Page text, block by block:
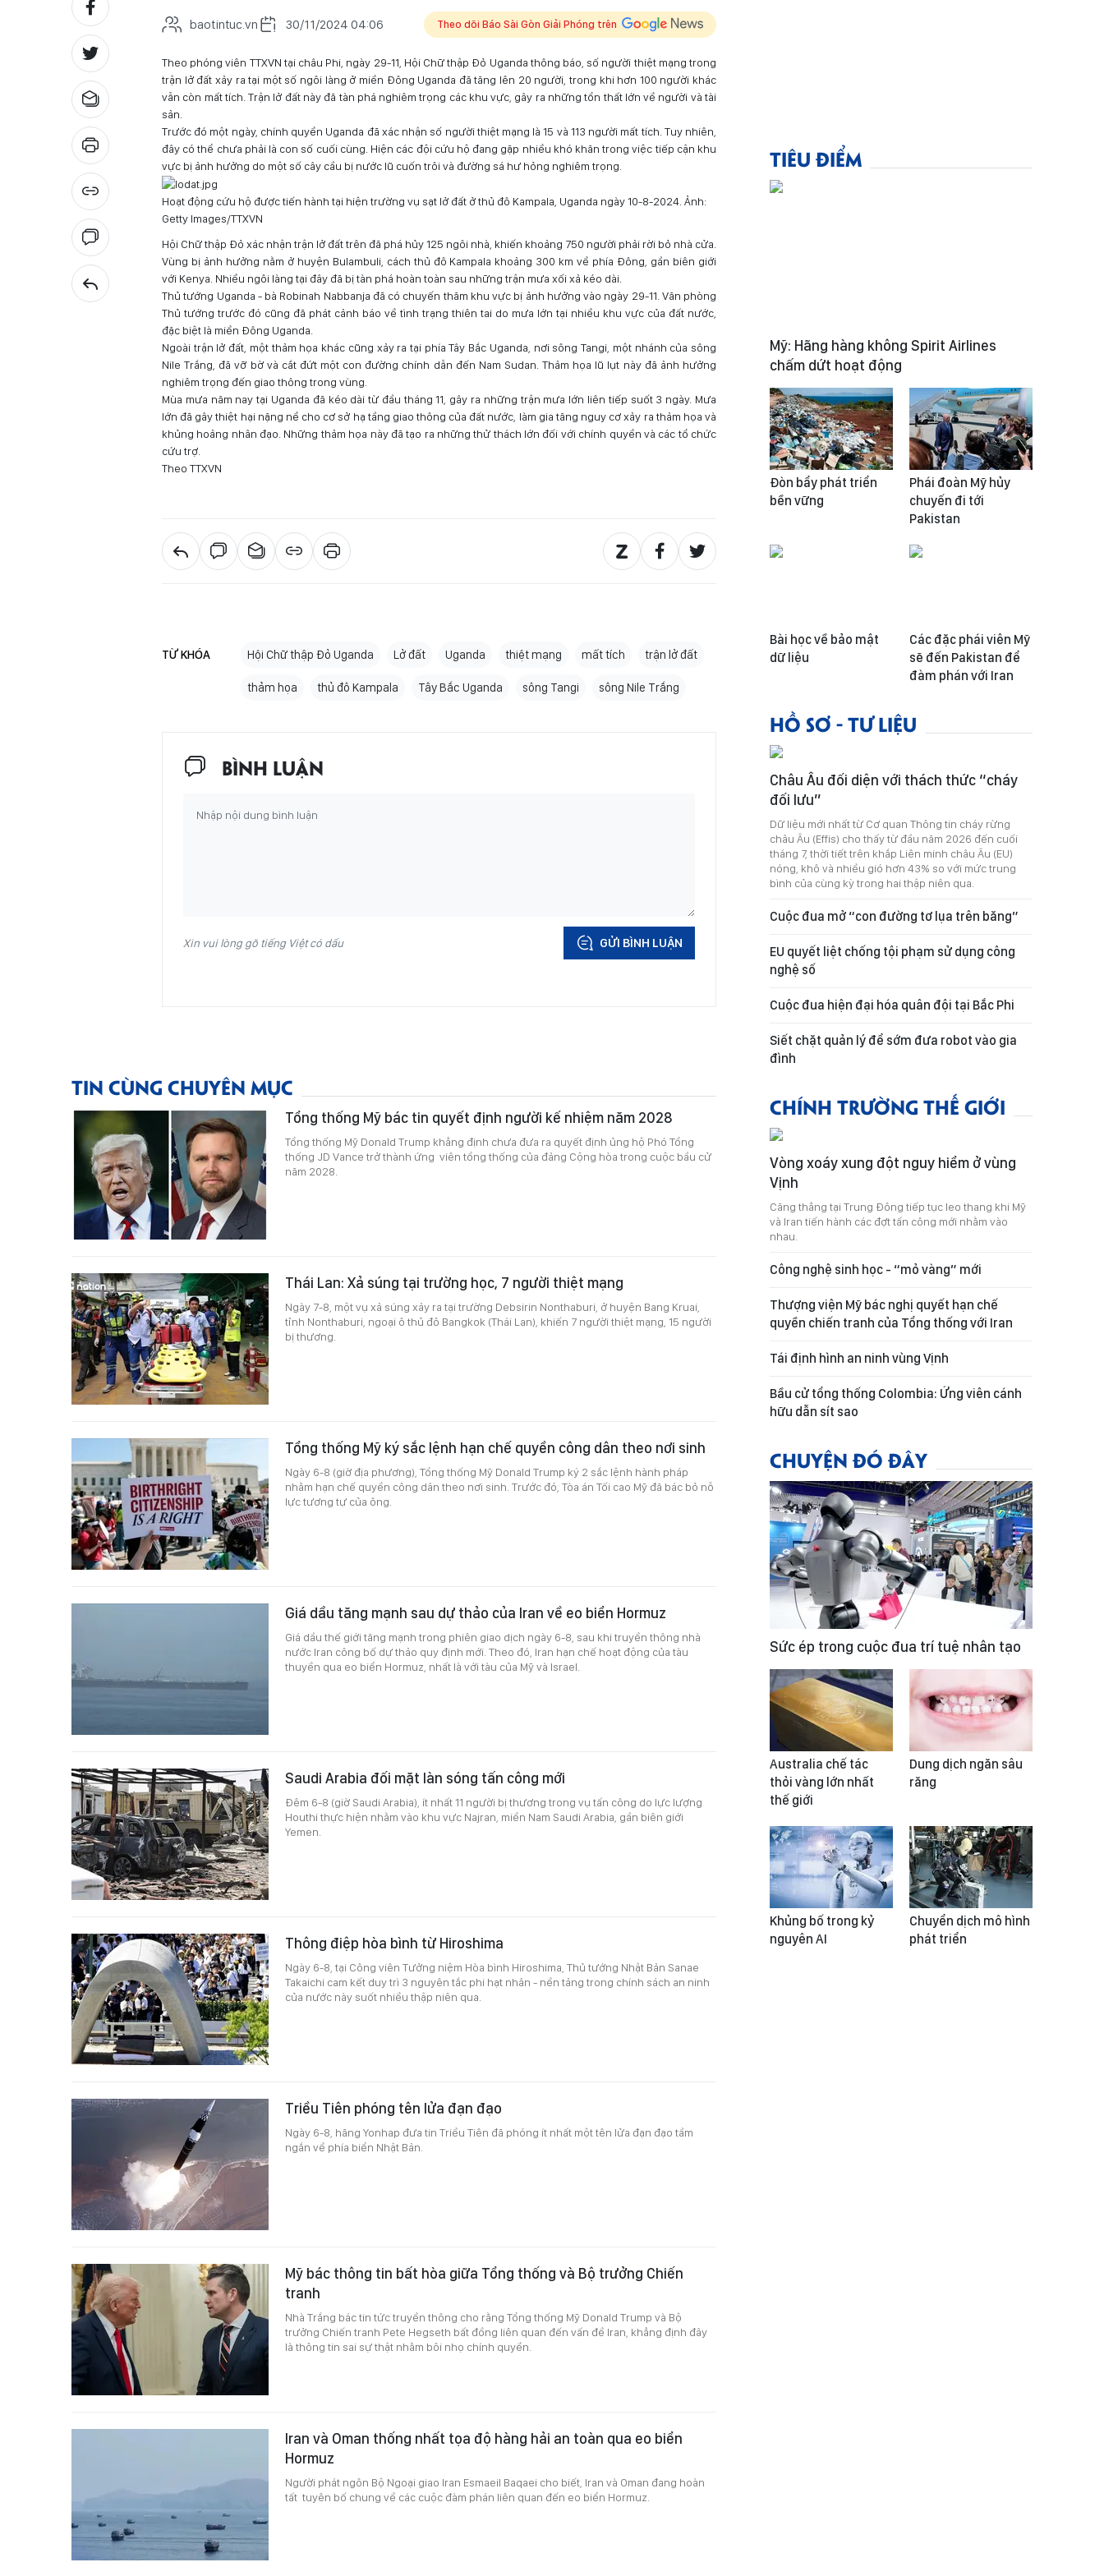
baotintuc.vn 30/11/2024 04:06 Theo dõi Báo Sài Gòn Giải Phóng trên
Theo phóng viên TTXVN tại châu Phi, ngày 29-11, Hội Chữ thập Đỏ Uganda thông báo, số người thiệt mạng trong
trận lở đất xảy ra tại một số ngôi làng ở miền Đông Uganda đã tăng lên 20 người, trong khi hơn 100 người khác
vẫn còn mất tích. Trận lở đất này đã tàn phá nghiêm trọng các khu vực, gây ra những tổn thất lớn về người và tài
sản.
Trước đó một ngày, chính quyền Uganda đã xác nhận số người thiệt mạng là 15 và 113 người mất tích. Tuy nhiên,
đây có thể chưa phải là con số cuối cùng. Hiện các đội cứu hộ đang gặp nhiều khó khăn trong việc tiếp cận khu
vực bị ảnh hưởng do một số cây cầu bị nước lũ cuốn trôi và đường sá hư hỏng nghiêm trọng.
Hoạt động cứu hộ được tiến hành tại hiện trường vụ sạt lở đất ở thủ đô Kampala, Uganda ngày 10-8-2024. Ảnh:
Getty Images/TTXVN
Hội Chữ thập Đỏ xác nhận trận lở đất trên đã phá hủy 125 ngôi nhà, khiến khoảng 750 người phải rời bỏ nhà cửa.
Vùng bị ảnh hưởng nằm ở huyện Bulambuli, cách thủ đô Kampala khoảng 300 km về phía Đông, gần biên giới
với Kenya. Nhiều ngôi làng tại đây đã bị tàn phá hoàn toàn sau những trận mưa xối xả kéo dài.
Thủ tướng Uganda - bà Robinah Nabbanja đã có chuyến thăm khu vực bị ảnh hưởng vào ngày 29-11. Văn phòng
Thủ tướng trước đó cũng đã phát cảnh báo về tình trạng thiên tai do mưa lớn tại nhiều khu vực của đất nước,
đặc biệt là miền Đông Uganda.
Ngoài trận lở đất, một thảm họa khác cũng xảy ra tại phía Tây Bắc Uganda, nơi sông Tangi, một nhánh của sông
Nile Trắng, đã vỡ bờ và cắt đứt một con đường chính dẫn đến Nam Sudan. Thảm họa lũ lụt này đã ảnh hưởng
nghiêm trọng đến giao thông trong vùng.
Mùa mưa năm nay tại Uganda đã kéo dài từ đầu tháng 11, gây ra những trận mưa lớn liên tiếp suốt 3 ngày. Mưa
lớn đã gây thiệt hại nặng nề cho cơ sở hạ tầng giao thông của đất nước, làm gia tăng nguy cơ xảy ra thảm họa và
khủng hoảng nhân đạo. Những thảm họa này đã tạo ra những thử thách lớn đối với chính quyền và các tổ chức
cứu trợ.
Theo TTXVN
TỪ KHÓA Hội Chữ thập Đỏ Uganda Lở đất Uganda thiệt mạng mất tích trận lở đất
thảm họa thủ đô Kampala Tây Bắc Uganda sông Tangi sông Nile Trắng
BÌNH LUẬN
Xin vui lòng gõ tiếng Việt có dấu GỬI BÌNH LUẬN
TIN CÙNG CHUYÊN MỤC
Tổng thống Mỹ bác tin quyết định người kế nhiệm năm 2028
Tổng thống Mỹ Donald Trump khẳng định chưa đưa ra quyết định ủng hộ Phó Tổng
thống JD Vance trở thành ứng viên tổng thống của đảng Cộng hòa trong cuộc bầu cử
năm 2028.
Thái Lan: Xả súng tại trường học, 7 người thiệt mạng
Ngày 7-8, một vụ xả súng xảy ra tại trường Debsirin Nonthaburi, ở huyện Bang Kruai,
tỉnh Nonthaburi, ngoại ô thủ đô Bangkok (Thái Lan), khiến 7 người thiệt mạng, 15 người
bị thương.
Tổng thống Mỹ ký sắc lệnh hạn chế quyền công dân theo nơi sinh
Ngày 6-8 (giờ địa phương), Tổng thống Mỹ Donald Trump ký 2 sắc lệnh hành pháp
nhằm hạn chế quyền công dân theo nơi sinh. Trước đó, Tòa án Tối cao Mỹ đã bác bỏ nỗ
lực tương tự của ông.
Giá dầu tăng mạnh sau dự thảo của Iran về eo biển Hormuz
Giá dầu thế giới tăng mạnh trong phiên giao dịch ngày 6-8, sau khi truyền thông nhà
nước Iran công bố dự thảo quy định mới. Theo đó, Iran hạn chế hoạt động của tàu
thuyền qua eo biển Hormuz, nhất là với tàu của Mỹ và Israel.
Saudi Arabia đối mặt làn sóng tấn công mới
Đêm 6-8 (giờ Saudi Arabia), ít nhất 11 người bị thương trong vụ tấn công do lực lượng
Houthi thực hiện nhằm vào khu vực Najran, miền Nam Saudi Arabia, gần biên giới
Yemen.
Thông điệp hòa bình từ Hiroshima
Ngày 6-8, tại Công viên Tưởng niệm Hòa bình Hiroshima, Thủ tướng Nhật Bản Sanae
Takaichi cam kết duy trì 3 nguyên tắc phi hạt nhân - nền tảng trong chính sách an ninh
của nước này suốt nhiều thập niên qua.
Triều Tiên phóng tên lửa đạn đạo
Ngày 6-8, hãng Yonhap đưa tin Triều Tiên đã phóng ít nhất một tên lửa đạn đạo tầm
ngắn về phía biển Nhật Bản.
Mỹ bác thông tin bất hòa giữa Tổng thống và Bộ trưởng Chiến
tranh
Nhà Trắng bác tin tức truyền thông cho rằng Tổng thống Mỹ Donald Trump và Bộ
trưởng Chiến tranh Pete Hegseth bất đồng liên quan đến vấn đề Iran, khẳng định đây
là thông tin sai sự thật nhằm bôi nhọ chính quyền.
Iran và Oman thống nhất tọa độ hàng hải an toàn qua eo biển
Hormuz
Người phát ngôn Bộ Ngoại giao Iran Esmaeil Baqaei cho biết, Iran và Oman đang hoàn
tất tuyên bố chung về các cuộc đàm phán liên quan đến eo biển Hormuz.
TIÊU ĐIỂM
Mỹ: Hãng hàng không Spirit Airlines
chấm dứt hoạt động
Đòn bẩy phát triển
bền vững
Phái đoàn Mỹ hủy
chuyến đi tới
Pakistan
Bài học về bảo mật
dữ liệu
Các đặc phái viên Mỹ
sẽ đến Pakistan để
đàm phán với Iran
HỒ SƠ - TƯ LIỆU
Châu Âu đối diện với thách thức “cháy
đối lưu”
Dữ liệu mới nhất từ Cơ quan Thông tin cháy rừng
châu Âu (Effis) cho thấy từ đầu năm 2026 đến cuối
tháng 7, thời tiết trên khắp Liên minh châu Âu (EU)
nóng, khô và nhiều gió hơn 43% so với mức trung
bình của cùng kỳ trong hai thập niên qua.
Cuộc đua mở “con đường tơ lụa trên băng”
EU quyết liệt chống tội phạm sử dụng công
nghệ số
Cuộc đua hiện đại hóa quân đội tại Bắc Phi
Siết chặt quản lý để sớm đưa robot vào gia
đình
CHÍNH TRƯỜNG THẾ GIỚI
Vòng xoáy xung đột nguy hiểm ở vùng
Vịnh
Căng thẳng tại Trung Đông tiếp tục leo thang khi Mỹ
và Iran tiến hành các đợt tấn công mới nhằm vào
nhau.
Công nghệ sinh học - “mỏ vàng” mới
Thượng viện Mỹ bác nghị quyết hạn chế
quyền chiến tranh của Tổng thống với Iran
Tái định hình an ninh vùng Vịnh
Bầu cử tổng thống Colombia: Ứng viên cánh
hữu dẫn sít sao
CHUYỆN ĐÓ ĐÂY
Sức ép trong cuộc đua trí tuệ nhân tạo
Australia chế tác
thỏi vàng lớn nhất
thế giới
Dung dịch ngăn sâu
răng
Khủng bố trong kỷ
nguyên AI
Chuyển dịch mô hình
phát triển